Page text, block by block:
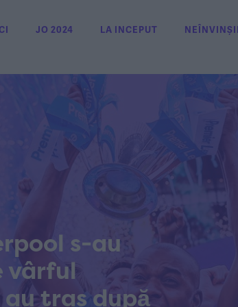
JO 2024 LA INCEPUT
s-au
vârful
tras după